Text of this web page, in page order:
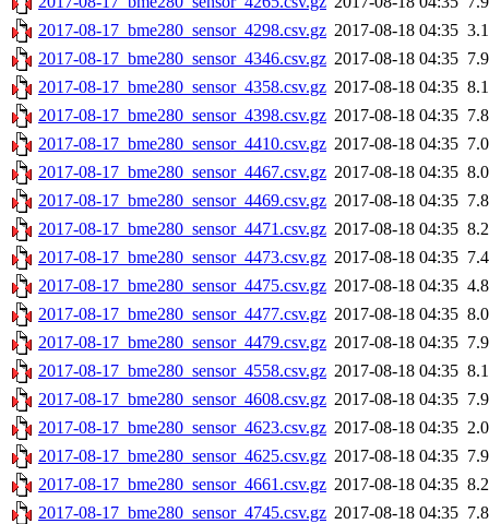
2017-08-17_bme280_sensor_4298.csv.gz 2017-08-18 04:35
2017-08-17_bme280_sensor_4346.csv.gz 2017-08-18 04:35
2017-08-17_bme280_sensor_4358.csv.gz 2017-08-18 04:35
2017-08-17_bme280_sensor_4398.csv.gz 2017-08-18 04:35
2017-08-17_bme280_sensor_4410.csv.gz 2017-08-18 04:35
2017-08-17_bme280_sensor_4467.csv.gz 2017-08-18 04:35
2017-08-17_bme280_sensor_4469.csv.gz 2017-08-18 04:35
2017-08-17_bme280_sensor_4471.csv.gz 2017-08-18 04:35
2017-08-17_bme280_sensor_4473.csv.gz 2017-08-18 04:35
2017-08-17_bme280_sensor_4475.csv.gz 2017-08-18 04:35
2017-08-17_bme280_sensor_4477.csv.gz 2017-08-18 04:35
2017-08-17_bme280_sensor_4479.csv.gz 2017-08-18 04:35
2017-08-17_bme280_sensor_4558.csv.gz 2017-08-18 04:35
2017-08-17_bme280_sensor_4608.csv.gz 2017-08-18 04:35
2017-08-17_bme280_sensor_4623.csv.gz 2017-08-18 04:35
2017-08-17_bme280_sensor_4625.csv.gz 2017-08-18 04:35
2017-08-17_bme280_sensor_4661.csv.gz 2017-08-18 04:35
2017-08-17_bme280_sensor_4745.csv.gz 2017-08-18 04:35